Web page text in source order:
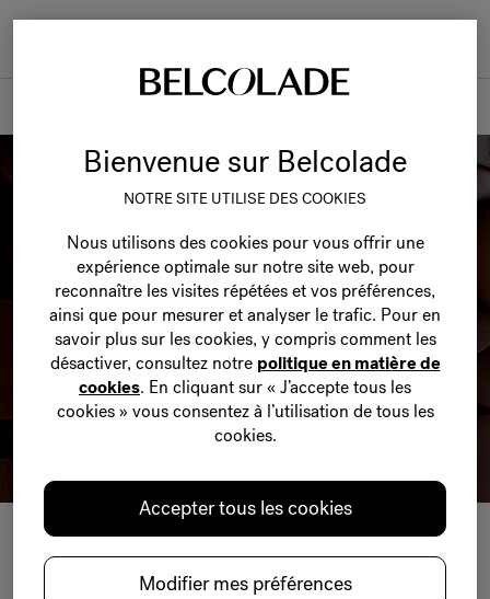
CHOCOLAT
Bienvenue sur Belcolade
NOTRE SITE UTILISE DES COOKIES
Nous utilisons des cookies pour vous offrir une
expérience optimale sur notre site web, pour
reconnaître les visites répétées et vos préférences,
ainsi que pour mesurer et analyser le trafic. Pour en
savoir plus sur les cookies, y compris comment les
désactiver, consultez notre politique en matière de
cookies. En cliquant sur « J’accepte tous les
cookies » vous consentez à l’utilisation de tous les
cookies.
Accepter tous les cookies
Modifier mes préférences